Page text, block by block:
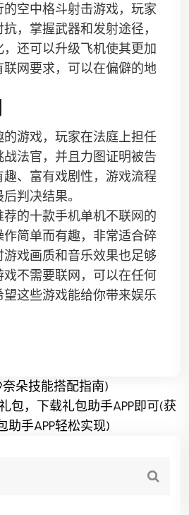
空中格斗射击游戏，玩家
，掌握武器和发射途径，
还可以升级飞机使其更加
网要求，可以在偏僻的地
游戏，玩家在法庭上担任
法官，并且力图证明被告
、富有戏剧性，游戏流程
判决结果。
的十款手机单机不联网的
简单而有趣，非常适合碎
戏画质和音乐效果也足够
不需要联网，可以在任何
这些游戏能给你带来娱乐
朵技能搭配指南)
包，下载礼包助手APP即可(获
助手APP轻松实现)